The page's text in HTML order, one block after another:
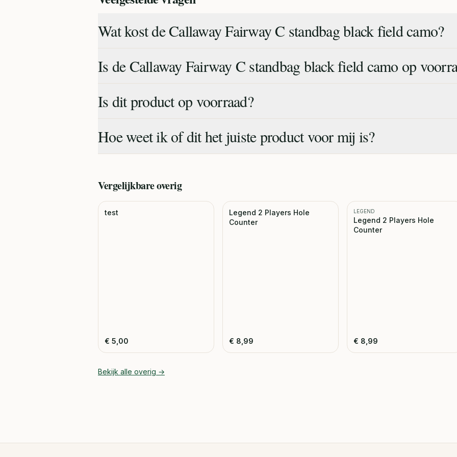
Wat kost de Callaway Fairway C standbag black field camo?
Is de Callaway Fairway C standbag black field camo op
Is dit product op voorraad?
Hoe weet ik of dit het juiste product voor mij is?
Vergelijkbareoverig
test
€ 5,00
Legend 2 Players Hole
Counter
€ 8,99
LEGEND
Legend 2 Players Hole
Counter
€ 8,99
Bekijk alle overig →